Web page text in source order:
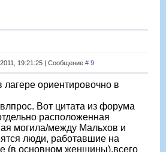
19:21:25 | Сообщение # 9
ориентировочно в
Вот цитата из форума
расположенная
могила/между Мальхов и
люди, работавшие на
(в основном женщины).всего